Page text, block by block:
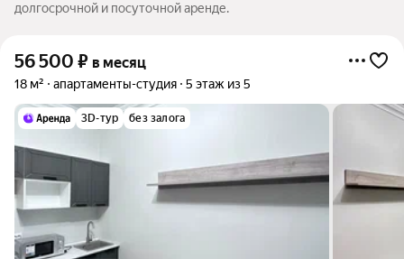
долгосрочной и посуточной аренде.
56 500 ₽ в месяц
18 м² апартаменты-студия 5 этаж из 5
3D-тур без залога